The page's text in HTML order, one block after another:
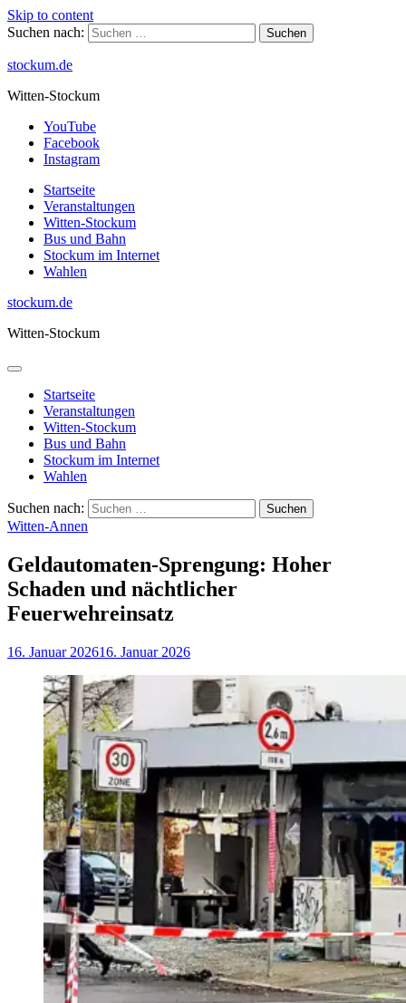
Skip to content
Suchen nach:
stockum.de
Witten-Stockum
YouTube
Facebook
Instagram
Startseite
Veranstaltungen
Witten-Stockum
Bus und Bahn
Stockum im Internet
Wahlen
stockum.de
Witten-Stockum
Startseite
Veranstaltungen
Witten-Stockum
Bus und Bahn
Stockum im Internet
Wahlen
Suchen nach:
Witten-Annen
Geldautomaten-Sprengung: Hoher
Schaden und nächtlicher
Feuerwehreinsatz
16. Januar 202616. Januar 2026